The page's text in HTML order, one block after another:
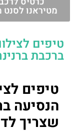
מטיראנו לסנט
טיפים
ברכבת
טיפים
הנסיעה
שצריך